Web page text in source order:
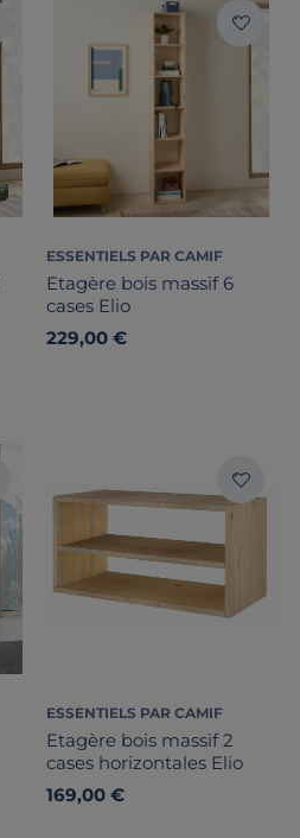
ESSENTIELS PAR CAMIF
Etagère bois massif 6
cases Elio
229,00 €
ESSENTIELS PAR CAMIF
Etagère bois massif 2
cases horizontales Elio
169,00 €